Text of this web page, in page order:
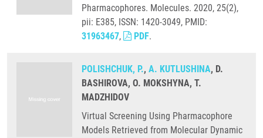
Pharmacophores. Molecules. 2020, 25(2),
pii: E385, ISSN: 1420-3049, PMID:
31963467, PDF.
POLISHCHUK, P., A. KUTLUSHINA, D.
BASHIROVA, O. MOKSHYNA, T.
MADZHIDOV
Virtual Screening Using Pharmacophore
Models Retrieved from Molecular Dynamic